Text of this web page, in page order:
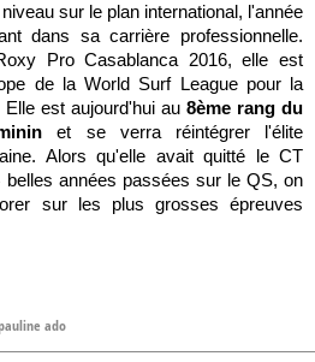
sur le plan international, l'année
dans sa carrière professionnelle.
Pro Casablanca 2016, elle est
de la World Surf League pour la
est aujourd'hui au 8ème rang du
et se verra réintégrer l'élite
Alors qu'elle avait quitté le CT
années passées sur le QS, on
sur les plus grosses épreuves
ado